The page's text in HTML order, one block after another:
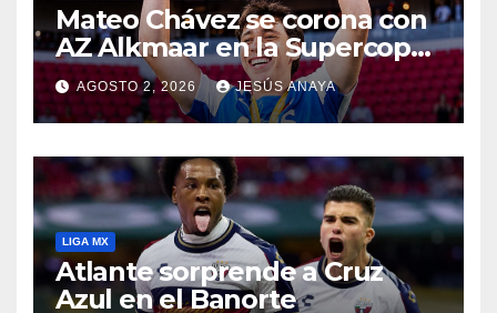
Mateo Chávez se corona con
AZ Alkmaar en la Supercopa
de Países Bajos
AGOSTO 2, 2026 JESÚS ANAYA
LIGA MX
Atlante sorprende a Cruz
Azul en el Banorte